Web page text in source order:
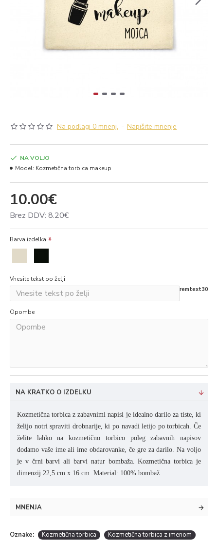
Na podlagi 0 mnenj. - Napišite mnenje
10.00€
Brez DDV: 8.20€
NA VOLJO
Model: Kozmetična torbica makeup
Barva izdelka
Vnesite tekst po želji
remtext30
Opombe
NA KRATKO O IZDELKU
Kozmetična torbica z zabavnimi napisi je idealno darilo za tiste, ki
želijo notri spraviti drobnarije, ki po navadi letijo po torbicah. Če
želite lahko na kozmetično torbico poleg zabavnih napisov
dodamo vaše ime ali ime obdarovanke, če gre za darilo. Na voljo
je v črni barvi ali barvi natur bombaža. Kozmetična torbica je
dimenzij 22,5 cm x 16 cm. Material: 100% bombaž.
MNENJA
Oznake: Kozmetična torbica
Kozmetična torbica z imenom